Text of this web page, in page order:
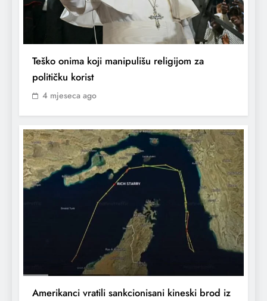
Teško onima koji manipulišu religijom za
političku korist
4 mjeseca ago
Amerikanci vratili sankcionisani kineski brod iz